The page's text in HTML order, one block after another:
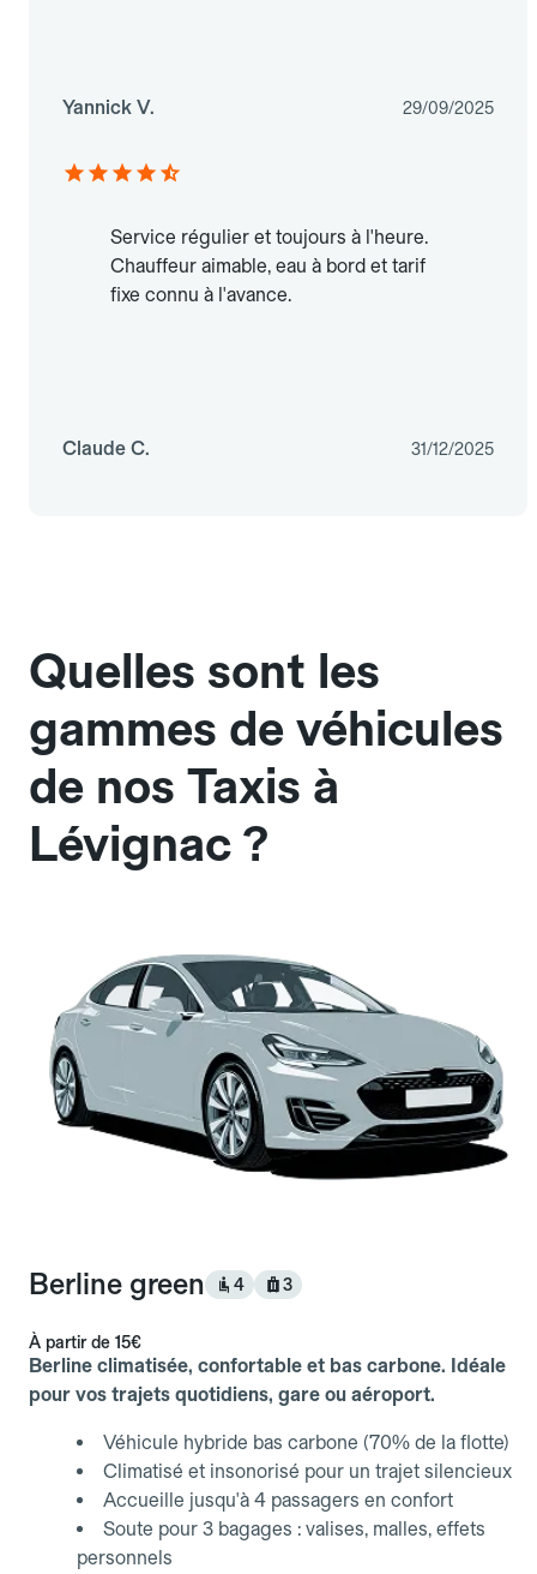
Yannick V. 29/09/2025
Service régulier et toujours à l'heure.
Chauffeur aimable, eau à bord et tarif
fixe connu à l'avance.
Claude C. 31/12/2025
Quelles sont les
gammes de véhicules
de nos Taxis à
Lévignac ?
Berline green 4 3
À partir de 15€
Berline climatisée, confortable et bas carbone. Idéale
pour vos trajets quotidiens, gare ou aéroport.
Véhicule hybride bas carbone (70% de la flotte)
Climatisé et insonorisé pour un trajet silencieux
Accueille jusqu'à 4 passagers en confort
Soute pour 3 bagages : valises, malles, effets
personnels